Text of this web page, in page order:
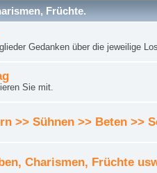
Früchte.
Gedanken über die jeweilige
Sie mit.
>> Sühnen >> Beten >>
Charismen, Früchte